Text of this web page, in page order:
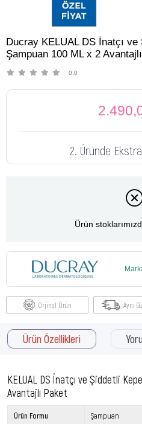
Ducray KELUAL DS İnatçı ve
Şampuan 100 ML x 2
0.0
2. Üründe Ekstra
Ürün
Orjinal Ürün Aynı
Ürün Özellikleri
KELUAL DS İnatçı ve Şiddetli
Avantajlı Paket
Ürün Formu Şampuan